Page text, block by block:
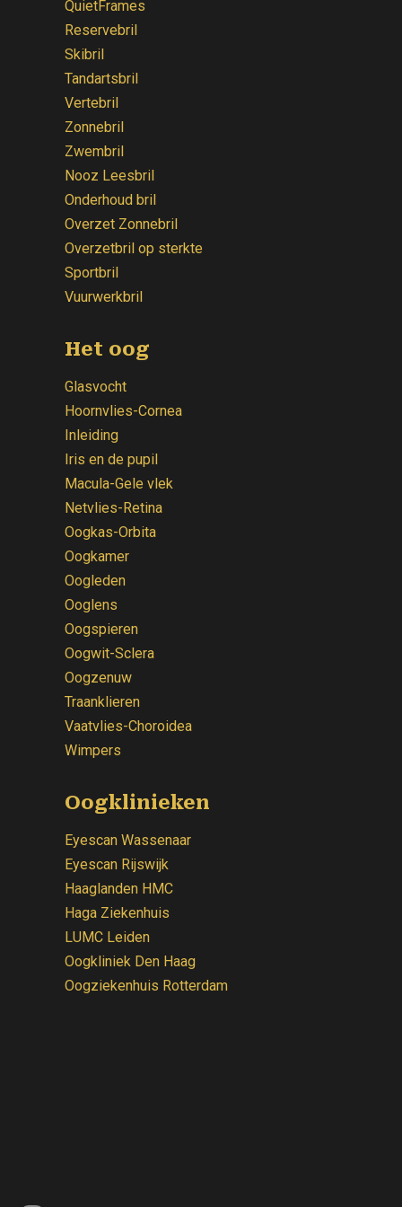
QuietFrames
Reservebril
Skibril
Tandartsbril
Vertebril
Zonnebril
Zwembril
Nooz Leesbril
Onderhoud bril
Overzet Zonnebril
Overzetbril op sterkte
Sportbril
Vuurwerkbril
Het oog
Glasvocht
Hoornvlies-Cornea
Inleiding
Iris en de pupil
Macula-Gele vlek
Netvlies-Retina
Oogkas-Orbita
Oogkamer
Oogleden
Ooglens
Oogspieren
Oogwit-Sclera
Oogzenuw
Traanklieren
Vaatvlies-Choroidea
Wimpers
Oogklinieken
Eyescan Wassenaar
Eyescan Rijswijk
Haaglanden HMC
Haga Ziekenhuis
LUMC Leiden
Oogkliniek Den Haag
Oogziekenhuis Rotterdam